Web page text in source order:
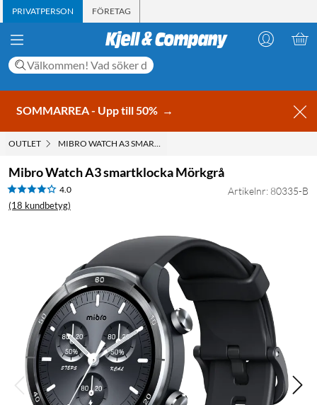
PRIVATPERSON FÖRETAG
SOMMARREA - Upp till 50% →
OUTLET MIBRO WATCH A3 SMARTKLOCKA MÖRKGRÅ
Mibro Watch A3 smartklocka Mörkgrå
4.0
(18 kundbetyg)
Artikelnr: 80335-B